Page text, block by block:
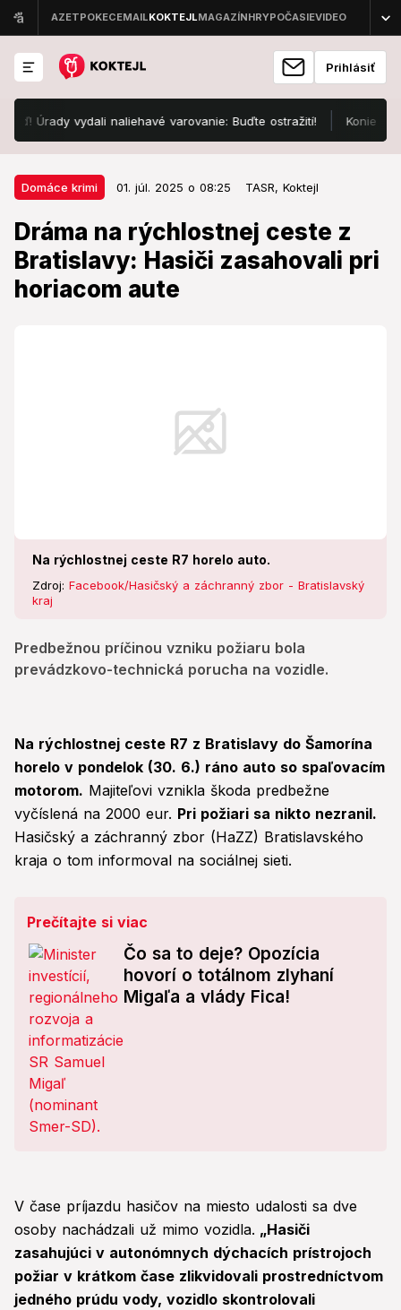
Prihlásiť
Úrady vydali naliehavé varovanie: Buďte ostražití! Koniec
Domáce krimi 01. júl. 2025 o 08:25 TASR, Koktejl
Dráma na rýchlostnej ceste z
Bratislavy: Hasiči zasahovali pri
horiacom aute
Na rýchlostnej ceste R7 horelo auto.
Zdroj: Facebook/Hasičský a záchranný zbor - Bratislavský
kraj
Predbežnou príčinou vzniku požiaru bola
prevádzkovo-technická porucha na vozidle.
Domáce krimi 01. júl. 2025 o 08:25
Dráma na rýchlostnej ceste z
Bratislavy: Hasiči zasahovali pri
horiacom aute
Na rýchlostnej ceste R7 z Bratislavy do Šamorína
horelo v pondelok (30. 6.) ráno auto so spaľovacím
motorom. Majiteľovi vznikla škoda predbežne
vyčíslená na 2000 eur. Pri požiari sa nikto nezranil.
Hasičský a záchranný zbor (HaZZ) Bratislavského
kraja o tom informoval na sociálnej sieti.
Prečítajte si viac
Čo sa to deje? Opozícia
hovorí o totálnom zlyhaní
Migaľa a vlády Fica!
V čase príjazdu hasičov na miesto udalosti sa dve
osoby nachádzali už mimo vozidla. „Hasiči
zasahujúci v autonómnych dýchacích prístrojoch
požiar v krátkom čase zlikvidovali prostredníctvom
jedného prúdu vody, vozidlo skontrolovali